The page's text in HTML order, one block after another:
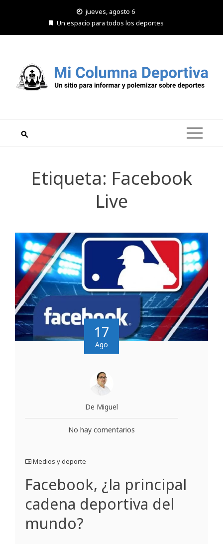
jueves, agosto 6
Un espacio para todos los deportes
Etiqueta: Facebook
Live
17
Ago
De Miguel
No hay comentarios
Medios y deporte
Facebook, ¿la principal
cadena deportiva del
mundo?